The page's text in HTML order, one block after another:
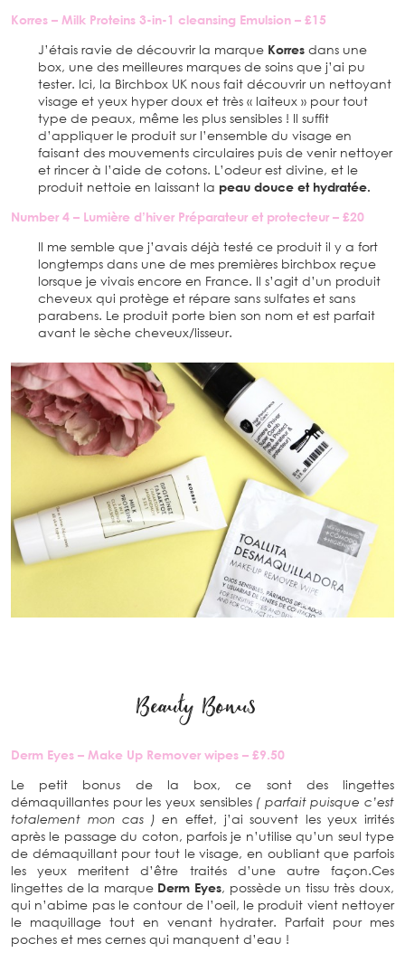
Korres – Milk Proteins 3-in-1 cleansing Emulsion – £15
J’étais ravie de découvrir la marque Korres dans une
box, une des meilleures marques de soins que j’ai pu
tester. Ici, la Birchbox UK nous fait découvrir un nettoyant
visage et yeux hyper doux et très « laiteux » pour tout
type de peaux, même les plus sensibles ! Il suffit
d’appliquer le produit sur l’ensemble du visage en
faisant des mouvements circulaires puis de venir nettoyer
et rincer à l’aide de cotons. L’odeur est divine, et le
produit nettoie en laissant la peau douce et hydratée.
Number 4 – Lumière d’hiver Préparateur et protecteur – £20
Il me semble que j’avais déjà testé ce produit il y a fort
longtemps dans une de mes premières birchbox reçue
lorsque je vivais encore en France. Il s’agit d’un produit
cheveux qui protège et répare sans sulfates et sans
parabens. Le produit porte bien son nom et est parfait
avant le sèche cheveux/lisseur.
Beauty Bonus
Derm Eyes – Make Up Remover wipes – £9.50
Le petit bonus de la box, ce sont des lingettes
démaquillantes pour les yeux sensibles ( parfait puisque c’est
totalement mon cas ) en effet, j’ai souvent les yeux irrités
après le passage du coton, parfois je n’utilise qu’un seul type
de démaquillant pour tout le visage, en oubliant que parfois
les yeux meritent d’être traités d’une autre façon.Ces
lingettes de la marque Derm Eyes, possède un tissu très doux,
qui n’abime pas le contour de l’oeil, le produit vient nettoyer
le maquillage tout en venant hydrater. Parfait pour mes
poches et mes cernes qui manquent d’eau !